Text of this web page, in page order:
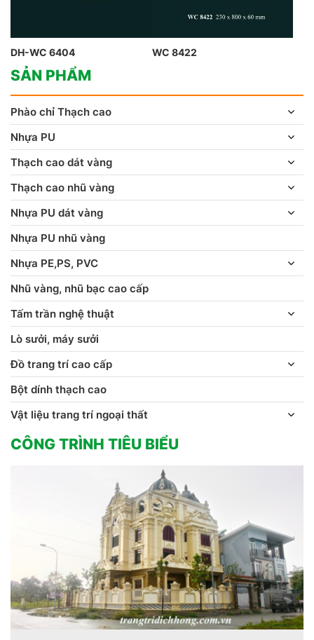
DH-WC 6404 WC 8422
SẢN PHẨM
Phào chỉ Thạch cao
Nhựa PU
Thạch cao dát vàng
Thạch cao nhũ vàng
Nhựa PU dát vàng
Nhựa PU nhũ vàng
Nhựa PE,PS, PVC
Nhũ vàng, nhũ bạc cao cấp
Tấm trần nghệ thuật
Lò sưởi, máy sưởi
Đồ trang trí cao cấp
Bột dính thạch cao
Vật liệu trang trí ngoại thất
CÔNG TRÌNH TIÊU BIỂU